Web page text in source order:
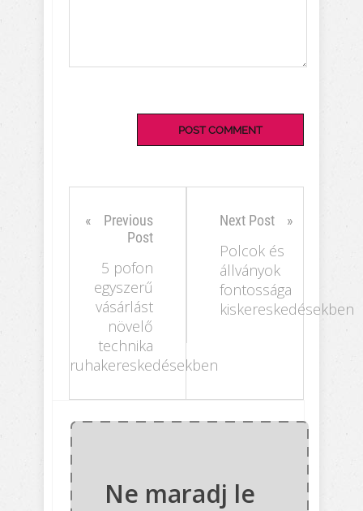
Previous
Post
5 pofon
egyszerű
vásárlást
növelő
technika
ruhakereskedésekben
Next Post
Polcok és
állványok
fontossága
kiskereskedésekben
Ne maradj le